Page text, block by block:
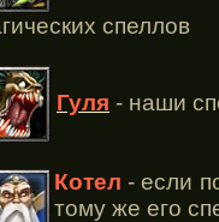
спеллов
Гуля - наши
Котел - если
тому же его